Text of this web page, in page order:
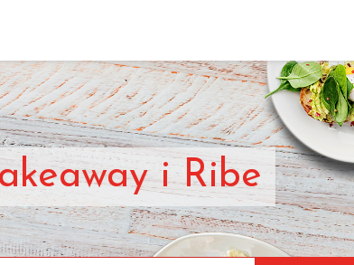
i Ribe